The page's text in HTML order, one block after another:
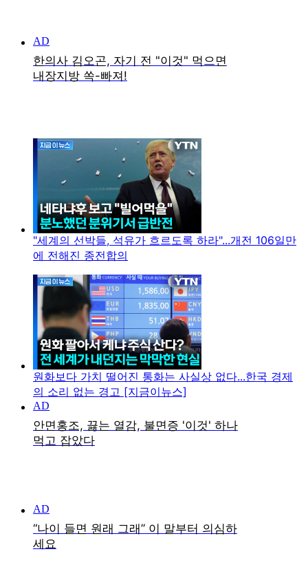
"세계의 선박들, 석유가 흐르도록 하라"...개전 106일만
에 전해진 종전합의
원화보다 가치 떨어진 통화는 사실상 없다...한국 경제
의 소리 없는 경고 [지금이뉴스]